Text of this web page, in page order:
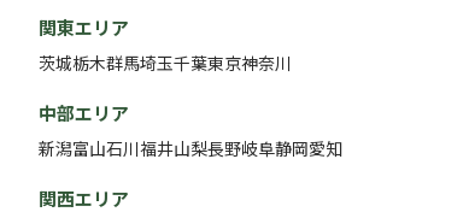
関東エリア
茨城栃木群馬埼玉千葉東京神奈川
中部エリア
新潟富山石川福井山梨長野岐阜静岡愛知
関西エリア